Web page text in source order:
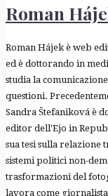
Roman
Roman Hájek è web
ed è dottorando in
studia la
questioni.
Sandra Štefaniková è
editor dell'Ejo in
sua tesi sulla relazione
sistemi politici non-
trasformazioni del
lavora come